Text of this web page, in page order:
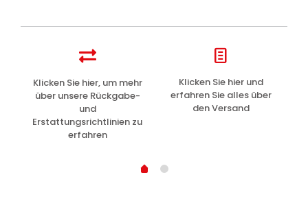
Klicken Sie hier, um mehr
über unsere Rückgabe-
und
Erstattungsrichtlinien zu
erfahren
Klicken Sie hier und
erfahren Sie alles über
den Versand